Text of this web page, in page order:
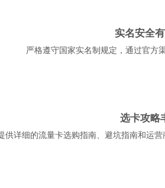
实名安全
严格遵守国家实名制规定，通过官方
选卡攻略
供详细的流量卡选购指南、避坑指南和运